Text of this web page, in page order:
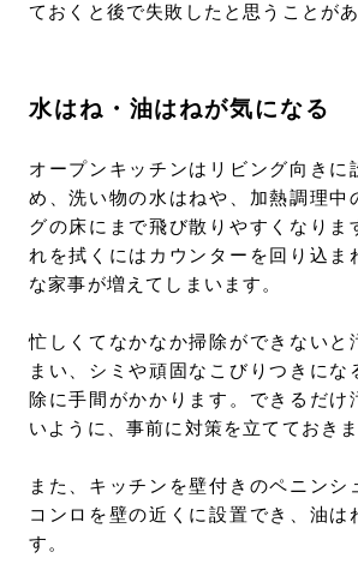
ておくと後で失敗したと思うことがあ
水はね・油はねが気になる
オープンキッチンはリビング向きに
め、洗い物の水はねや、加熱調理中
グの床にまで飛び散りやすくなりま
れを拭くにはカウンターを回り込ま
な家事が増えてしまいます。
忙しくてなかなか掃除ができないと
まい、シミや頑固なこびりつきにな
除に手間がかかります。できるだけ
いように、事前に対策を立てておきま
また、キッチンを壁付きのペニンシ
コンロを壁の近くに設置でき、油は
す。